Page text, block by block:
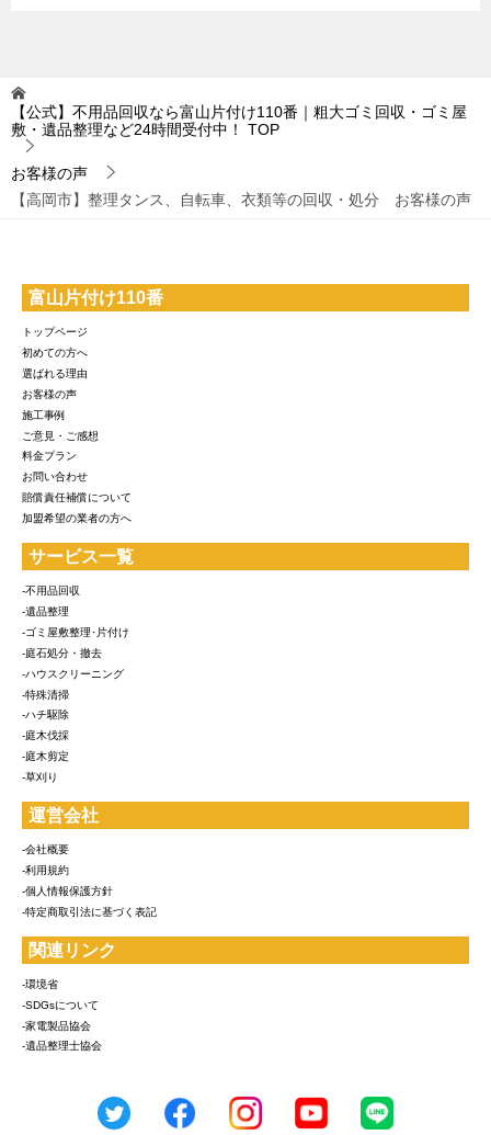
【公式】不用品回収なら富山片付け110番｜粗大ゴミ回収・ゴミ屋
敷・遺品整理など24時間受付中！
TOP
お客様の声
【高岡市】整理タンス、自転車、衣類等の回収・処分 お客様の声
富山片付け110番
トップページ
初めての方へ
選ばれる理由
お客様の声
施工事例
ご意見・ご感想
料金プラン
お問い合わせ
賠償責任補償について
加盟希望の業者の方へ
サービス一覧
-不用品回収
-遺品整理
-ゴミ屋敷整理･片付け
-庭石処分・撤去
-ハウスクリーニング
-特殊清掃
-ハチ駆除
-庭木伐採
-庭木剪定
-草刈り
運営会社
-会社概要
-利用規約
-個人情報保護方針
-特定商取引法に基づく表記
関連リンク
-環境省
-SDGsについて
-家電製品協会
-遺品整理士協会